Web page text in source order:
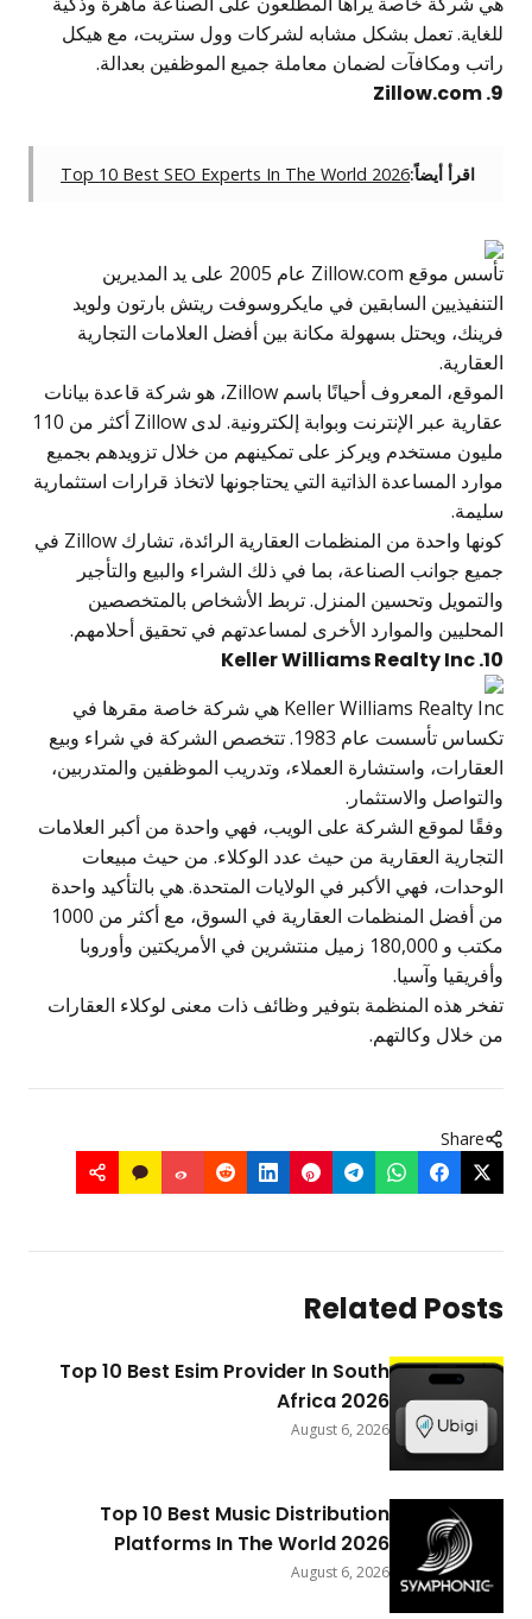
للغاية. تعمل بشكل مشابه لشركات وول ستريت، مع هيكل
راتب ومكافآت لضمان معاملة جميع الموظفين بعدالة.
9. Zillow.com
اقرأ أيضاً:Top 10 Best SEO Experts In The World 2026
تأسس موقع Zillow.com عام 2005 على يد المديرين
التنفيذيين السابقين في مايكروسوفت ريتش بارتون ولويد
فرينك، ويحتل بسهولة مكانة بين أفضل العلامات التجارية
العقارية.
الموقع، المعروف أحيانًا باسم Zillow، هو شركة قاعدة بيانات
عقارية عبر الإنترنت وبوابة إلكترونية. لدى Zillow أكثر من 110
مليون مستخدم ويركز على تمكينهم من خلال تزويدهم بجميع
موارد المساعدة الذاتية التي يحتاجونها لاتخاذ قرارات استثمارية
سليمة.
كونها واحدة من المنظمات العقارية الرائدة، تشارك Zillow في
جميع جوانب الصناعة، بما في ذلك الشراء والبيع والتأجير
والتمويل وتحسين المنزل. تربط الأشخاص بالمتخصصين
المحليين والموارد الأخرى لمساعدتهم في تحقيق أحلامهم.
10. Keller Williams Realty Inc
Keller Williams Realty Inc هي شركة خاصة مقرها في
تكساس تأسست عام 1983. تتخصص الشركة في شراء وبيع
العقارات، واستشارة العملاء، وتدريب الموظفين والمتدربين،
والتواصل والاستثمار.
وفقًا لموقع الشركة على الويب، فهي واحدة من أكبر العلامات
التجارية العقارية من حيث عدد الوكلاء. من حيث مبيعات
الوحدات، فهي الأكبر في الولايات المتحدة. هي بالتأكيد واحدة
من أفضل المنظمات العقارية في السوق، مع أكثر من 1000
مكتب و 180,000 زميل منتشرين في الأمريكتين وأوروبا
وأفريقيا وآسيا.
تفخر هذه المنظمة بتوفير وظائف ذات معنى لوكلاء العقارات
من خلال وكالتهم.
Share
Related Posts
Top 10 Best Esim Provider In South
Africa 2026
August 6, 2026
Top 10 Best Music Distribution
Platforms In The World 2026
August 6, 2026